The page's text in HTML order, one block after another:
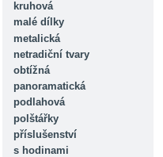
kruhová
malé dílky
metalická
netradiční tvary
obtížná
panoramatická
podlahová
polštářky
příslušenství
s hodinami